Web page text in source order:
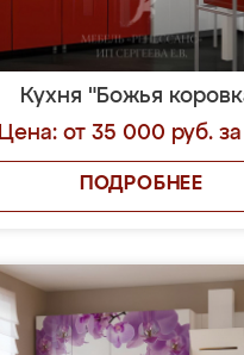
Кухня "Божья
Цена: от 35 000 руб.
ПОДРОБНЕЕ